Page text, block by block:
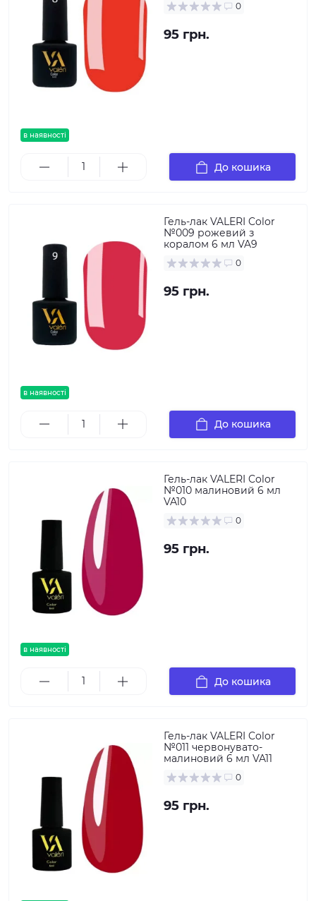
в наявності
0
95 грн.
До кошика
в наявності
Гель-лак VALERI Color
№009 рожевий з
коралом 6 мл VA9
0
95 грн.
До кошика
в наявності
Гель-лак VALERI Color
№010 малиновий 6 мл
VA10
0
95 грн.
До кошика
Гель-лак VALERI Color
№011 червонувато-
малиновий 6 мл VA11
0
95 грн.